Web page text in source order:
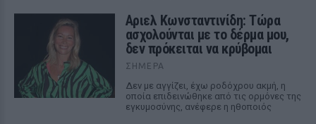
Αριελ Κωνσταντινίδη: Τώρα
ασχολούνται με το δέρμα μου,
δεν πρόκειται να κρύβομαι
ΣΉΜΕΡΑ
Δεν με αγγίζει, έχω ροδόχρου ακμή, η
οποία επιδεινώθηκε από τις ορμόνες της
εγκυμοσύνης, ανέφερε η ηθοποιός